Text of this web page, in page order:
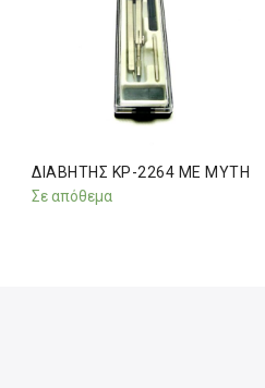
ΔΙΑΒΗΤΗΣ KP-2264 ΜΕ ΜΥΤΗ
Σε απόθεμα